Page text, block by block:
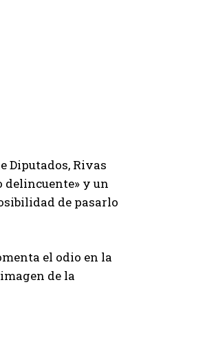
Diputados, Rivas
delincuente» y un
de pasarlo
el odio en la
de la